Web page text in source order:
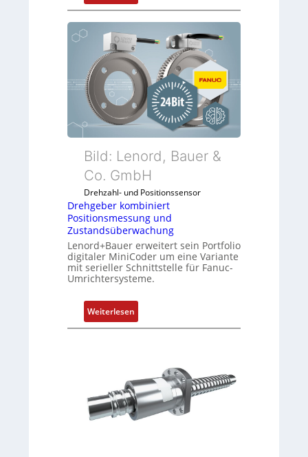
D
r
e
h
g
b
e
r
k
o
b
i
n
i
r
t
P
i
n
s
m
Bild: Lenord, Bauer &
Co. GmbH
Drehzahl- und Positionssensor
Drehgeber kombiniert
Positionsmessung und
Zustandsüberwachung
Lenord+Bauer erweitert sein Portfolio
digitaler MiniCoder um eine Variante
mit serieller Schnittstelle für Fanuc-
Umrichtersysteme.
Weiterlesen
D
g
e
b